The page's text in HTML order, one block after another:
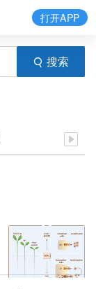
搜索
打开APP